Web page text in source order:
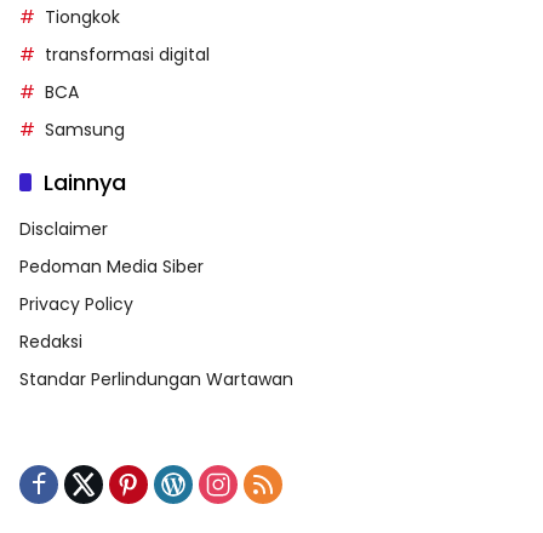
Tiongkok
transformasi digital
BCA
Samsung
Lainnya
Disclaimer
Pedoman Media Siber
Privacy Policy
Redaksi
Standar Perlindungan Wartawan